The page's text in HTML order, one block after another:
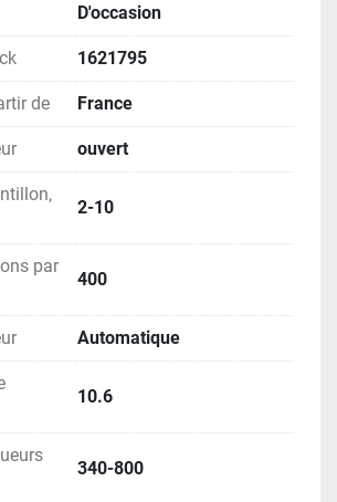
D'occasion
1621795
de France
ouvert
2-10
par
400
Automatique
10.6
340-800